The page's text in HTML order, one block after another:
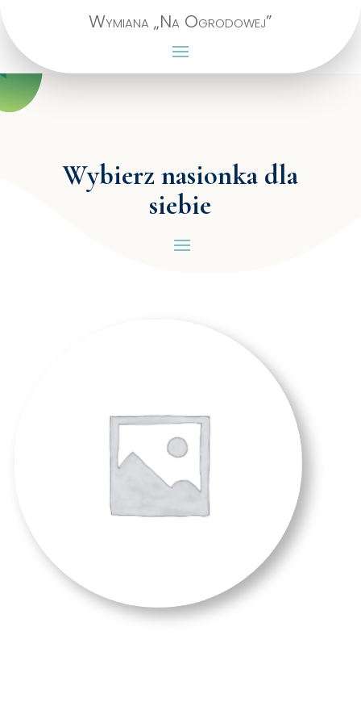
Wymiana „Na Ogrodowej”
Wybierz nasionka dla
siebie